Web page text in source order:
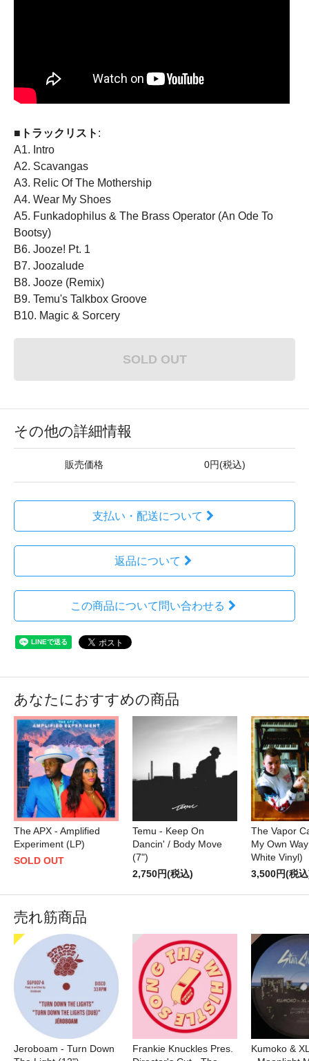
■トラックリスト :
A1. Intro
A2. Scavangas
A3. Relic Of The Mothership
A4. Wear My Shoes
A5. Funkadophilus & The Brass Operator (An Ode To
Bootsy)
B6. Jooze! Pt. 1
B7. Joozalude
B8. Jooze (Remix)
B9. Temu's Talkbox Groove
B10. Magic & Sorcery
SOLD OUT
その他の詳細情報
販売価格 0円(税込)
支払い・配送について
返品について
この商品について問い合わせる
あなたにおすすめの商品
The APX - Amplified
Experiment (LP)
SOLD OUT
Temu - Keep On
Dancin' / Body Move
(7")
2,750円(税込)
The Vapor
My Own
White Vinyl)
3,500円(税
売れ筋商品
Jeroboam - Turn Down
Frankie Knuckles Pres.
Kumoko &